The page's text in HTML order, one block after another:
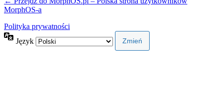
MorphOS-a
Polityka prywatności
Język